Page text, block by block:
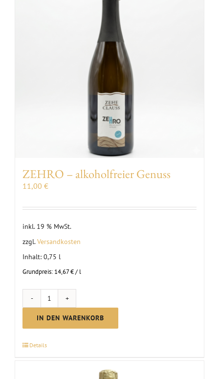
VERANSTALTUNGEN
AUSZEICHNUNGEN
KONTAKT | ÖFFNUNGSZEITEN
SHOP
ZEHRO – alkoholfreier Genuss
11,00 €
inkl. 19 % MwSt.
zzgl.Versandkosten
Inhalt: 0,75 l
Grundpreis: 14,67€/ l
ZEHRO
-
alkoholfreier
IN DEN WARENKORB
Details